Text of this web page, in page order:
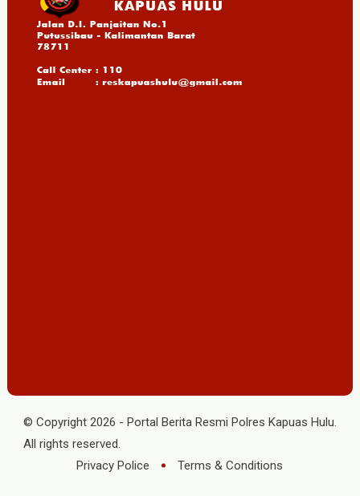
© Copyright 2026 - Portal Berita Resmi Polres Kapuas Hulu.
All rights reserved.
Privacy Police
Terms & Conditions